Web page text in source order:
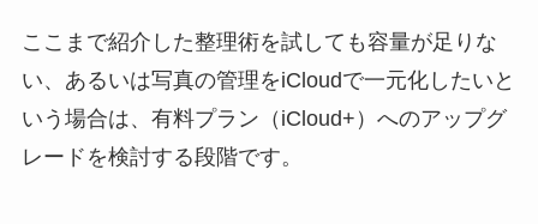
ここまで紹介した整理術を試しても容量が足りな
い、あるいは写真の管理をiCloudで一元化したいと
いう場合は、有料プラン（iCloud+）へのアップグ
レードを検討する段階です。